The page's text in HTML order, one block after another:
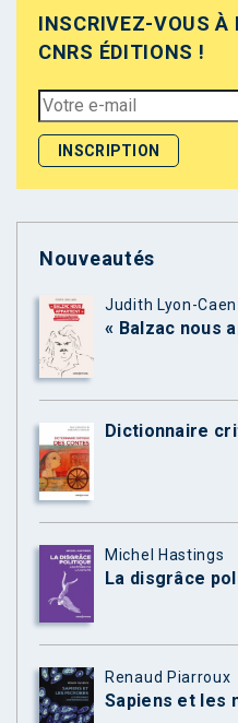
INSCRIVEZ-VOUS À
CNRS ÉDITIONS !
Nouveautés
Judith Lyon-Caen
« Balzac nous
Dictionnaire
Michel Hastings
La disgrâce
Renaud Piarroux
Sapiens et les